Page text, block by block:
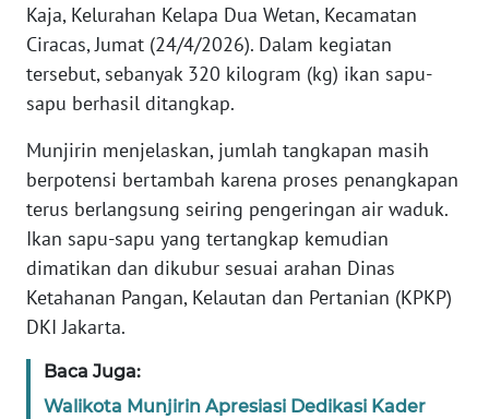
Kaja, Kelurahan Kelapa Dua Wetan, Kecamatan
Ciracas, Jumat (24/4/2026). Dalam kegiatan
tersebut, sebanyak 320 kilogram (kg) ikan sapu-
sapu berhasil ditangkap.
Munjirin menjelaskan, jumlah tangkapan masih
berpotensi bertambah karena proses penangkapan
terus berlangsung seiring pengeringan air waduk.
Ikan sapu-sapu yang tertangkap kemudian
dimatikan dan dikubur sesuai arahan Dinas
Ketahanan Pangan, Kelautan dan Pertanian (KPKP)
DKI Jakarta.
Baca Juga:
Walikota Munjirin Apresiasi Dedikasi Kader
DISCLAIMER
Wahana
Regional
WN
SUMUT
WN
JAKARTA
WN
WN